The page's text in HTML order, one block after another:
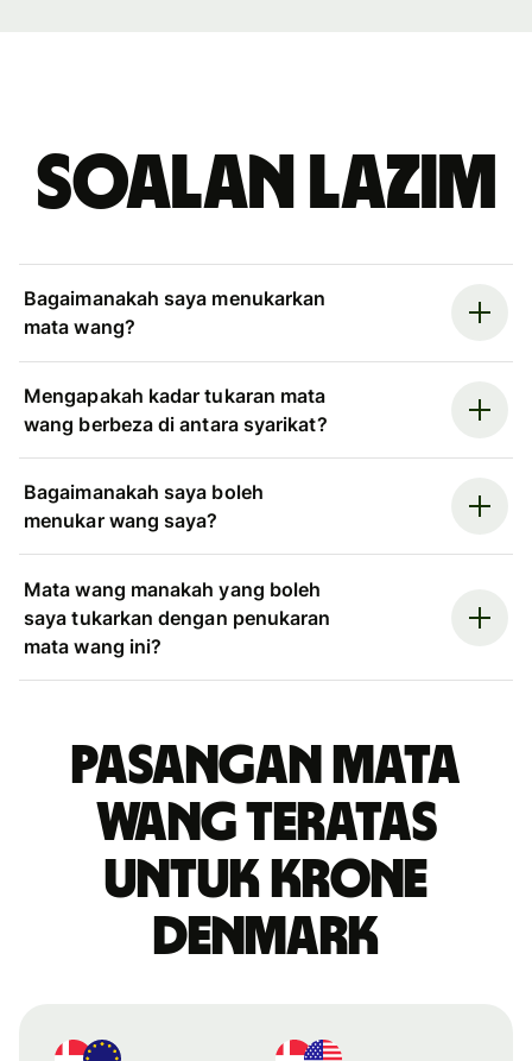
Soalan Lazim
Bagaimanakah saya menukarkan
mata wang?
Mengapakah kadar tukaran mata
wang berbeza di antara syarikat?
Bagaimanakah saya boleh
menukar wang saya?
Mata wang manakah yang boleh
saya tukarkan dengan penukaran
mata wang ini?
Pasangan mata
wang teratas
untuk krone
Denmark